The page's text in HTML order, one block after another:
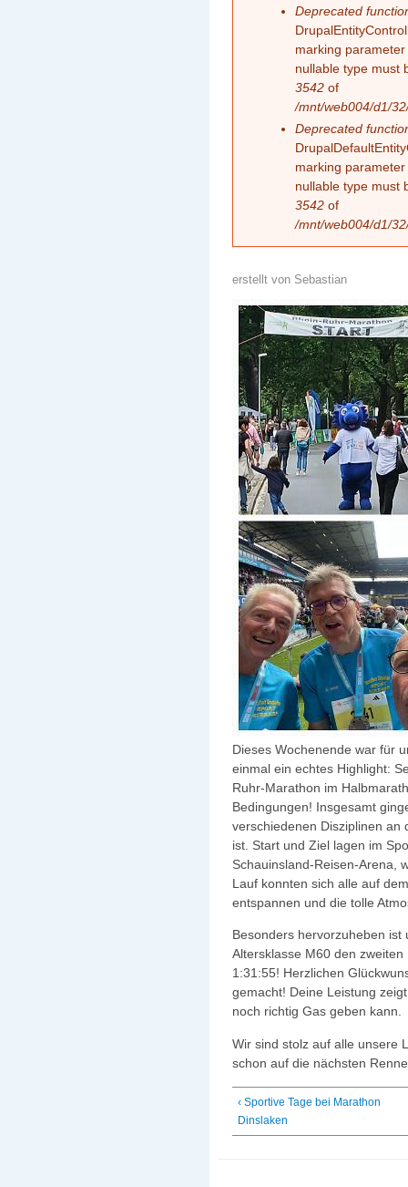
Deprecated
marking
nullable type must
3542 of
/mnt/web004/d1/
Deprecated
marking
nullable type must
3542 of
/mnt/web004/d1/
erstellt von Sebastian
Dieses Wochenende war für
einmal ein echtes Highlight:
Ruhr-Marathon im
Bedingungen! Insgesamt
verschiedenen Disziplinen an
ist. Start und Ziel lagen im
Schauinsland-Reisen-Arena,
Lauf konnten sich alle auf
entspannen und die tolle
Besonders hervorzuheben ist
Altersklasse M60 den
1:31:55! Herzlichen
gemacht! Deine Leistung
noch richtig Gas geben kann.
Wir sind stolz auf alle unsere
schon auf die nächsten
‹ Sportive Tage bei Marathon
Dinslaken